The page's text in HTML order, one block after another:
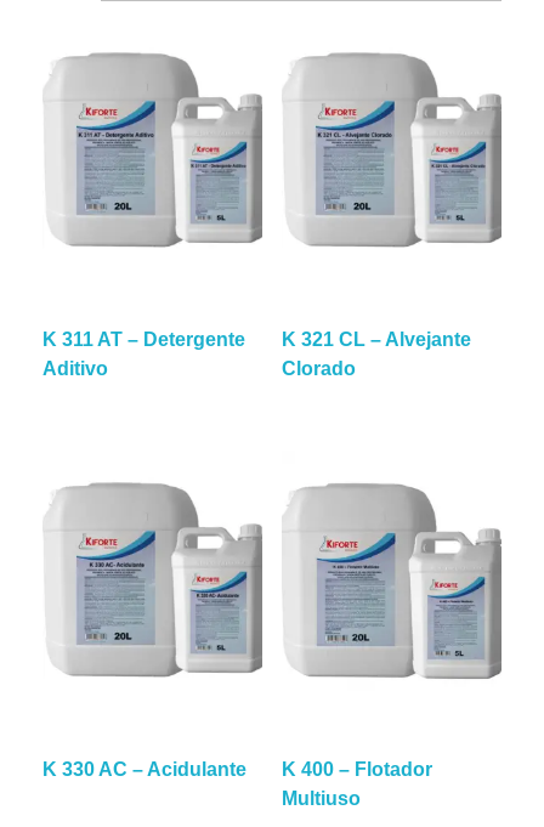
K 311 AT – Detergente
Aditivo
K 321 CL – Alvejante
Clorado
K 330 AC – Acidulante
K 400 – Flotador
Multiuso